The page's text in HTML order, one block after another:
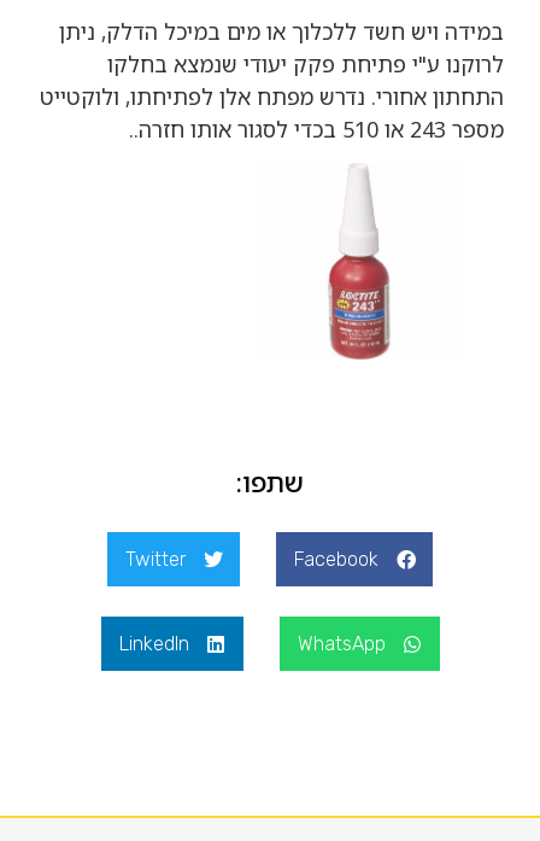
במידה ויש חשד ללכלוך או מים במיכל הדלק, ניתן
לרוקנו ע"י פתיחת פקק יעודי שנמצא בחלקו
התחתון אחורי. נדרש מפתח אלן לפתיחתו, ולוקטייט
מספר 243 או 510 בכדי לסגור אותו חזרה..
שתפו:
Facebook
Twitter
WhatsApp
LinkedIn